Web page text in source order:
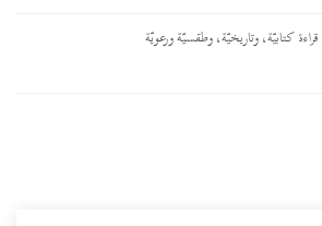
كتابيّة، وتاريخيّة، وطقسيّة ورعويّة